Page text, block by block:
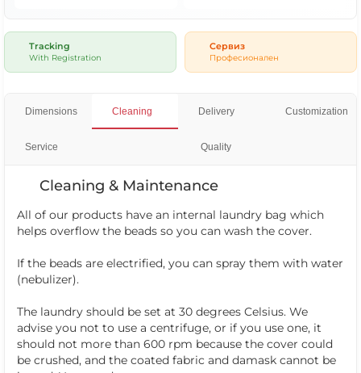
Tracking
With Registration
Сервиз
Професионален
Dimensions Cleaning Delivery Customization
Service Quality
Cleaning & Maintenance
All of our products have an internal laundry bag which
helps overflow the beads so you can wash the cover.
If the beads are electrified, you can spray them with water
(nebulizer).
The laundry should be set at 30 degrees Celsius. We
advise you not to use a centrifuge, or if you use one, it
should not more than 600 rpm because the cover could
be crushed, and the coated fabric and damask cannot be